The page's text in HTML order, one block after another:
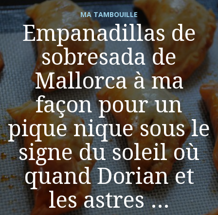
MA TAMBOUILLE
Empanadillas de
sobresada de
Mallorca à ma
façon pour un
pique nique sous le
signe du soleil où
quand Dorian et
les astres …